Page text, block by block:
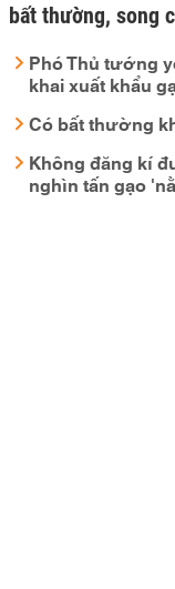
bất thường, song
Phó Thủ tướng
khai xuất khẩu
Có bất thường
Không đăng kí
nghìn tấn gạo